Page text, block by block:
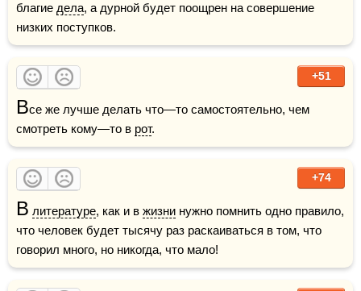
благие дела, а дурной будет поощрен на совершение
низких поступков.
+51
Все же лучше делать что—то самостоятельно, чем
смотреть кому—то в рот.
+74
В литературе, как и в жизни нужно помнить одно правило,
что человек будет тысячу раз раскаиваться в том, что
говорил много, но никогда, что мало!